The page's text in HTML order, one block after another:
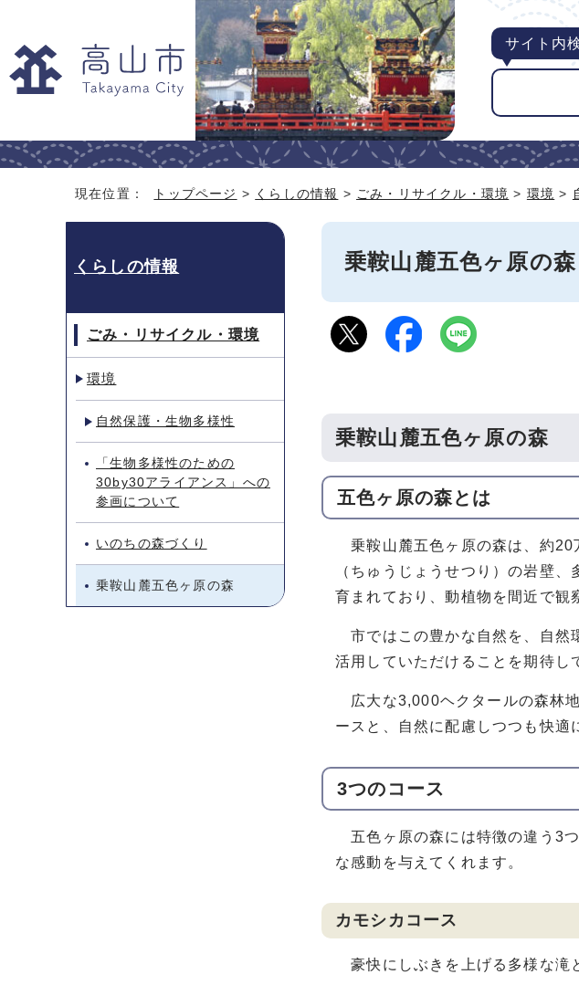
サイト内
現在位置： トップページ > くらしの情報 > ごみ・リサイクル・環境 > 環境 >
乗鞍山麓五色ヶ原の森
乗鞍山麓五色ヶ原の森
五色ヶ原の森とは
乗鞍山麓五色ヶ原の森は、約20
（ちゅうじょうせつり）の岩壁
育まれており、動植物を間近で観
市ではこの豊かな自然を、自然
活用していただけることを期待し
広大な3,000ヘクタールの森林
ースと、自然に配慮しつつも快適
3つのコース
五色ヶ原の森には特徴の違う3
な感動を与えてくれます。
カモシカコース
豪快にしぶきを上げる多様な滝
くらしの情報
ごみ・リサイクル・環境
環境
自然保護・生物多様性
「生物多様性のための
30by30アライアンス」への
参画について
いのちの森づくり
乗鞍山麓五色ヶ原の森